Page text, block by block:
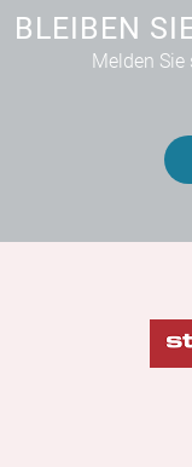
BLEIBEN
Melden Sie